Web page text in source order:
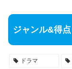
ジャンル&得点
ドラマ